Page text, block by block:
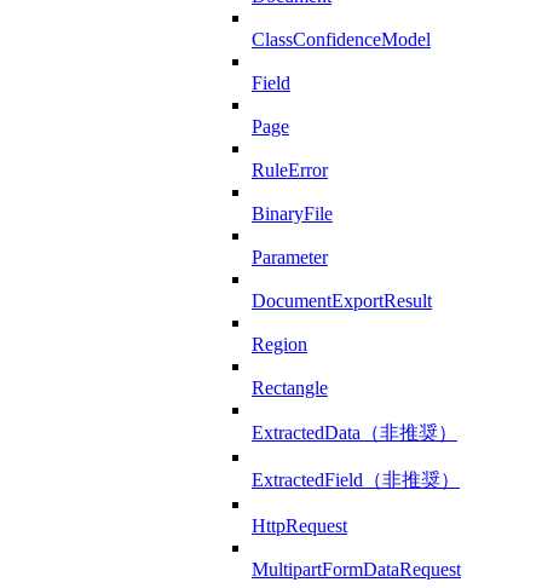
ClassConfidenceModel
Field
Page
RuleError
BinaryFile
Parameter
DocumentExportResult
Region
Rectangle
ExtractedData（非推奨）
ExtractedField（非推奨）
HttpRequest
MultipartFormDataRequest